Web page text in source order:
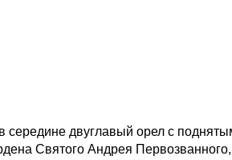
середине двуглавый орел с
Святого Андрея